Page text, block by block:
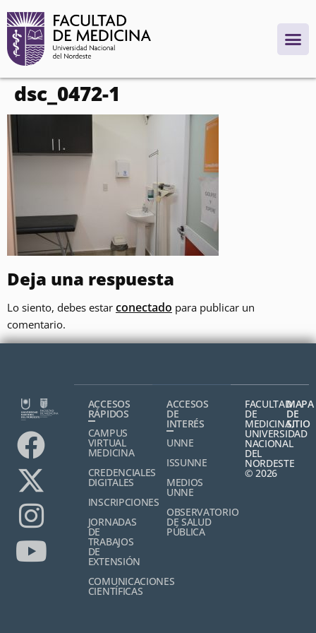
contenido
dsc_0472-1
Deja una respuesta
Lo siento, debes estar conectado para publicar un
comentario.
ACCESOS
RÁPIDOS
CAMPUS
VIRTUAL
MEDICINA
CREDENCIALES
DIGITALES
INSCRIPCIONES
JORNADAS
DE
TRABAJOS
DE
EXTENSIÓN
COMUNICACIONES
CIENTÍFICAS
ACCESOS
DE
INTERÉS
UNNE
ISSUNNE
MEDIOS
UNNE
OBSERVATORIO
DE SALUD
PÚBLICA
FACULTAD
DE
MEDICINA,
UNIVERSIDAD
NACIONAL
DEL
NORDESTE
© 2026
MAPA
DE
SITIO